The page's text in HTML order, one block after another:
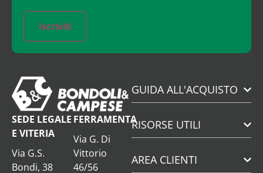
Iscriviti
SEDE LEGALE
E VITERIA
Via G.S.
Bondi, 38
FERRAMENTA
Via G. Di
Vittorio
46/56
GUIDA ALL'ACQUISTO
RISORSE UTILI
AREA CLIENTI